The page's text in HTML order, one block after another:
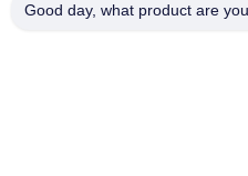
0086-
Good day, what product are